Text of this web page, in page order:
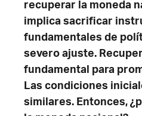
recuperar la moneda
implica sacrificar
fundamentales de
severo ajuste.
fundamental para
Las condiciones
similares. Entonces,